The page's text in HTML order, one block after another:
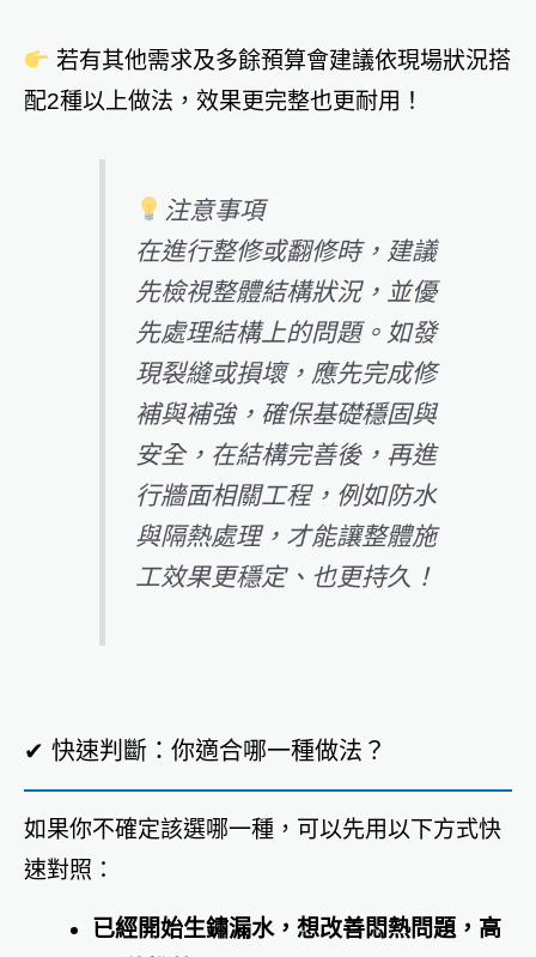
若有其他需求及多餘預算會建議依現場狀況搭
配2種以上做法，效果更完整也更耐用！
注意事項
在進行整修或翻修時，建議
先檢視整體結構狀況，並優
先處理結構上的問題。如發
現裂縫或損壞，應先完成修
補與補強，確保基礎穩固與
安全，在結構完善後，再進
行牆面相關工程，例如防水
與隔熱處理，才能讓整體施
工效果更穩定、也更持久！
✔ 快速判斷：你適合哪一種做法？
如果你不確定該選哪一種，可以先用以下方式快
速對照：
已經開始生鏽漏水，想改善悶熱問題，高